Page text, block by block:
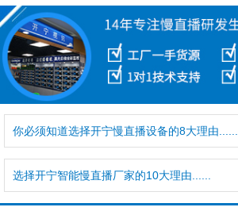
你必须知道选择开宁慢直播设备的8大理由......
选择开宁智能慢直播厂家的10大理由......